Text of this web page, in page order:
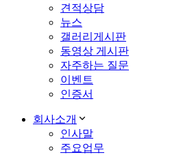
견적상담
뉴스
갤러리게시판
동영상 게시판
자주하는 질문
이벤트
인증서
회사소개
인사말
주요업무